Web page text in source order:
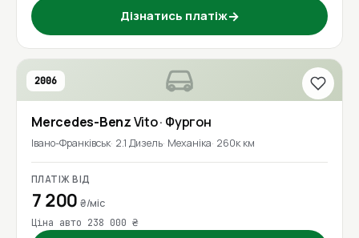
Дізнатись платіж→
2006
Mercedes-BenzVito· Фургон
Івано-Франківськ 2.1 Дизель Механіка 260к км
ПЛАТІЖ ВІД
7 200₴/міс
Ціна авто 238 000 ₴